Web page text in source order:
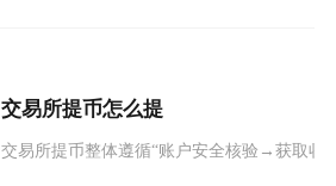
交易所提币怎么提
交易所提币整体遵循“账户安全核验→获取